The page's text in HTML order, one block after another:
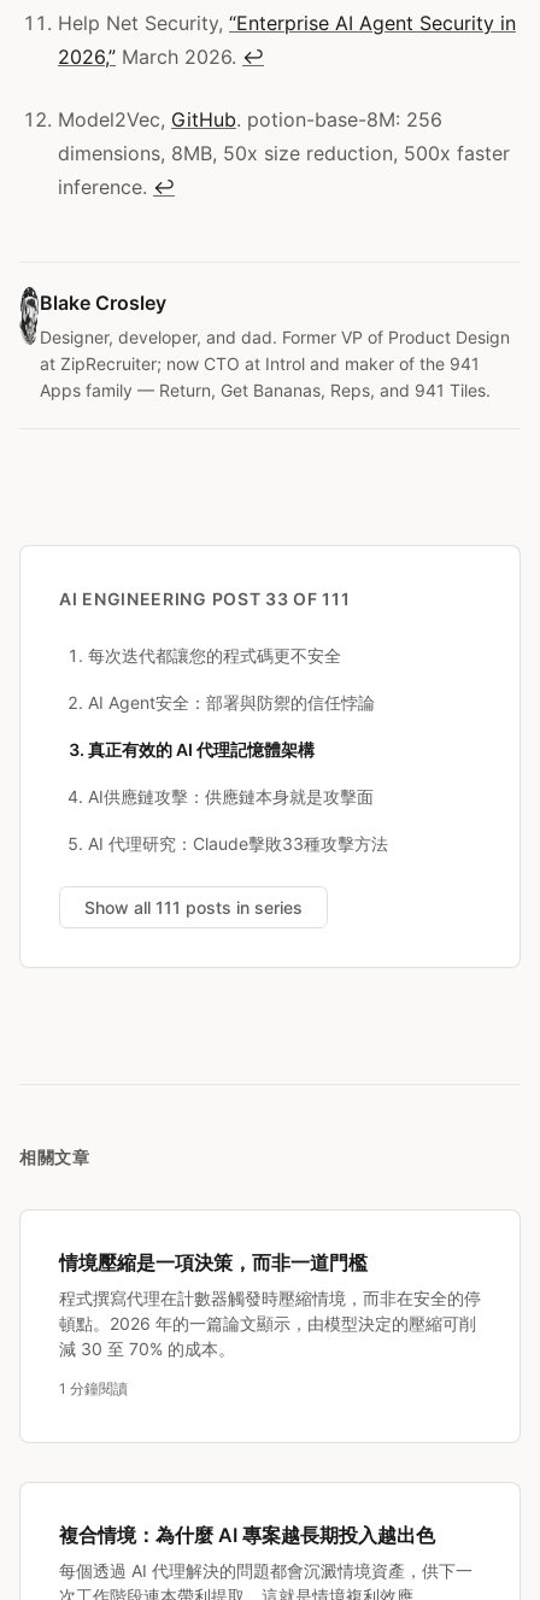
Help Net Security, “Enterprise AI Agent Security in
2026,” March 2026. ↩
Model2Vec, GitHub. potion-base-8M: 256
dimensions, 8MB, 50x size reduction, 500x faster
inference. ↩
Blake Crosley
Designer, developer, and dad. Former VP of Product Design
at ZipRecruiter; now CTO at Introl and maker of the 941
Apps family — Return, Get Bananas, Reps, and 941 Tiles.
AI ENGINEERING POST 33 OF 111
每次迭代都讓您的程式碼更不安全
AI Agent安全：部署與防禦的信任悖論
真正有效的 AI 代理記憶體架構
AI供應鏈攻擊：供應鏈本身就是攻擊面
AI 代理研究：Claude擊敗33種攻擊方法
Show all 111 posts in series
相關文章
情境壓縮是一項決策，而非一道門檻
程式撰寫代理在計數器觸發時壓縮情境，而非在安全的停
頓點。2026 年的一篇論文顯示，由模型決定的壓縮可削
減 30 至 70% 的成本。
1 分鐘閱讀
複合情境：為什麼 AI 專案越長期投入越出色
每個透過 AI 代理解決的問題都會沉澱情境資產，供下一